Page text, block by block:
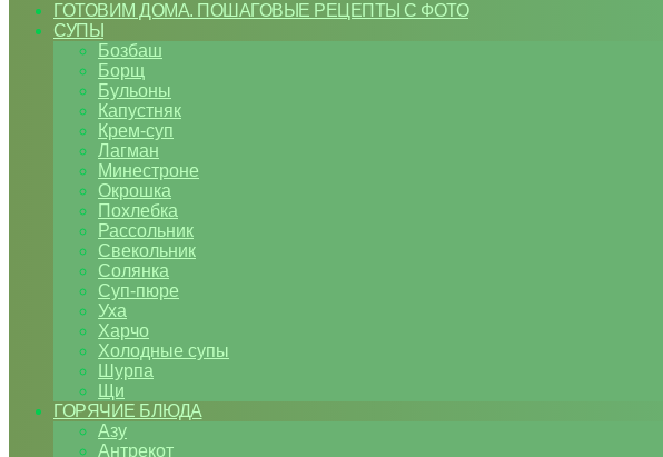
ГОТОВИМ ДОМА. ПОШАГОВЫЕ РЕЦЕПТЫ С ФОТО
СУПЫ
Бозбаш
Борщ
Бульоны
Капустняк
Крем-суп
Лагман
Минестроне
Окрошка
Похлебка
Рассольник
Свекольник
Солянка
Суп-пюре
Уха
Харчо
Холодные супы
Шурпа
Щи
ГОРЯЧИЕ БЛЮДА
Азу
Антрекот